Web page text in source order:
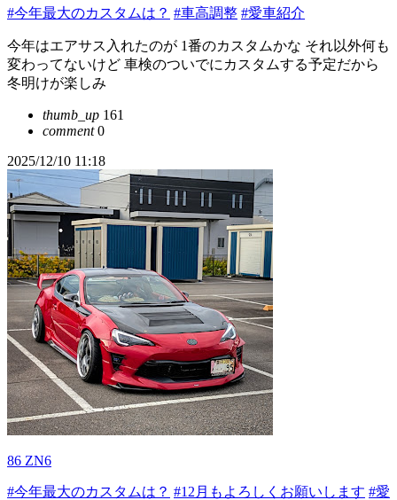
#今年最大のカスタムは？ #車高調整 #愛車紹介
今年はエアサス入れたのが 1番のカスタムかな それ以外何も
変わってないけど 車検のついでにカスタムする予定だから
冬明けが楽しみ
thumb_up 161
comment0
2025/12/10 11:18
86 ZN6
#今年最大のカスタムは？ #12月もよろしくお願いします #愛